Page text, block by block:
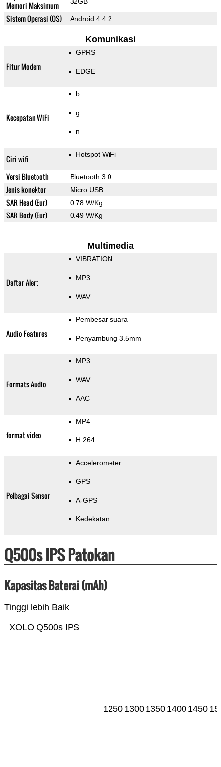
Memori Maksimum
Sistem Operasi (OS) Android 4.4.2
Komunikasi
Fitur Modem
GPRS
EDGE
Kecepatan WiFi
b
g
n
Ciri wifi Hotspot WiFi
Versi Bluetooth Bluetooth 3.0
Jenis konektor Micro USB
SAR Head (Eur) 0.78 W/Kg
SAR Body (Eur) 0.49 W/Kg
Multimedia
Daftar Alert
VIBRATION
MP3
WAV
Audio Features
Pembesar suara
Penyambung 3.5mm
Formats Audio
MP3
WAV
AAC
format video
MP4
H.264
Pelbagai Sensor
Accelerometer
GPS
A-GPS
Kedekatan
Q500s IPS Patokan
Kapasitas Baterai (mAh)
Tinggi lebih Baik
XOLO Q500s IPS
1250 1300 1350 1400 1450